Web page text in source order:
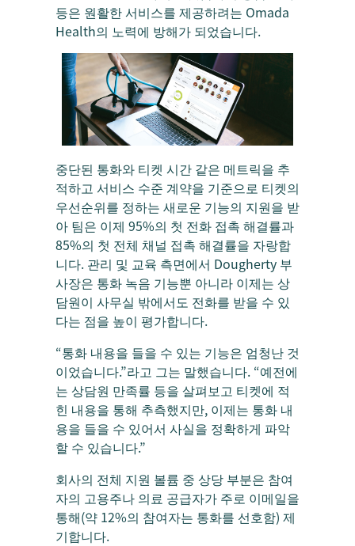
등은 원활한 서비스를 제공하려는 Omada
Health의 노력에 방해가 되었습니다.
중단된 통화와 티켓 시간 같은 메트릭을 추
적하고 서비스 수준 계약을 기준으로 티켓의
우선순위를 정하는 새로운 기능의 지원을 받
아 팀은 이제 95%의 첫 전화 접촉 해결률과
85%의 첫 전체 채널 접촉 해결률을 자랑합
니다. 관리 및 교육 측면에서 Dougherty 부
사장은 통화 녹음 기능뿐 아니라 이제는 상
담원이 사무실 밖에서도 전화를 받을 수 있
다는 점을 높이 평가합니다.
“통화 내용을 들을 수 있는 기능은 엄청난 것
이었습니다.”라고 그는 말했습니다. “예전에
는 상담원 만족률 등을 살펴보고 티켓에 적
힌 내용을 통해 추측했지만, 이제는 통화 내
용을 들을 수 있어서 사실을 정확하게 파악
할 수 있습니다.”
회사의 전체 지원 볼륨 중 상당 부분은 참여
자의 고용주나 의료 공급자가 주로 이메일을
통해(약 12%의 참여자는 통화를 선호함) 제
기합니다.